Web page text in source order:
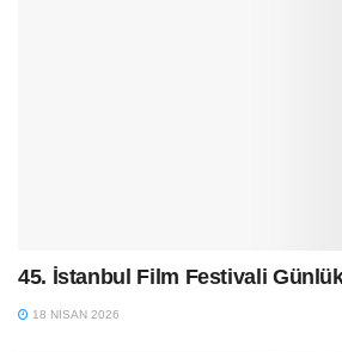
45. İstanbul Film Festivali
18 NISAN 2026